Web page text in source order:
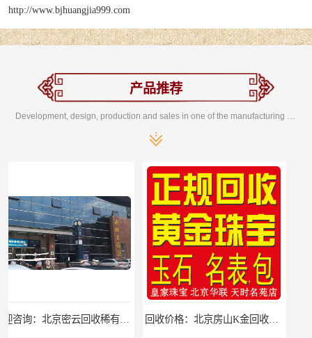
http://www.bjhuangjia999.com
产品推荐
欢迎咨询：北京密云回收稀有贵金属回收欢迎来电咨询 回收价格：北京房山K金回收回收找哪家